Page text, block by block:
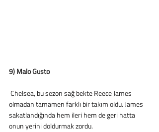
9) Malo Gusto
olmadan tamamen farklı bir takım oldu. James
sakatlandığında hem ileri hem de geri hatta
onun yerini doldurmak zordu.